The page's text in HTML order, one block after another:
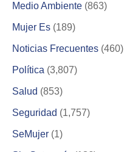
Medio Ambiente (863)
Mujer Es (189)
Noticias Frecuentes (460)
Política (3,807)
Salud (853)
Seguridad (1,757)
SeMujer (1)